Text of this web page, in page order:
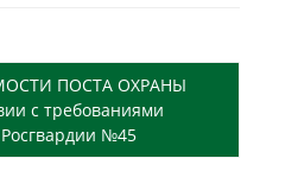
ПОСТА ОХРАНЫ
с требованиями
№45